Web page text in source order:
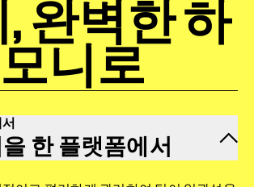
완벽한 하
모니로
한 플랫폼에서